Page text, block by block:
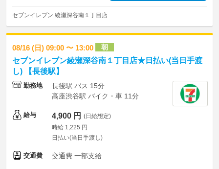
セブンイレブン 綾瀬深谷南１丁目店
08/16 (日) 09:00 〜 13:00 朝
セブンイレブン綾瀬深谷南１丁目店★日払い(当日手渡
し) 【長後駅】
勤務地
長後駅 バス 15分
高座渋谷駅 バイク・車 11分
給与 4,900 円 (日給想定)
時給 1,225 円
日払い(当日手渡し)
交通費 交通費 一部支給